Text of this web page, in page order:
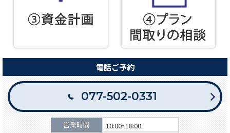
電話ご予約
077-502-0331
営業時間
10:00~18:00